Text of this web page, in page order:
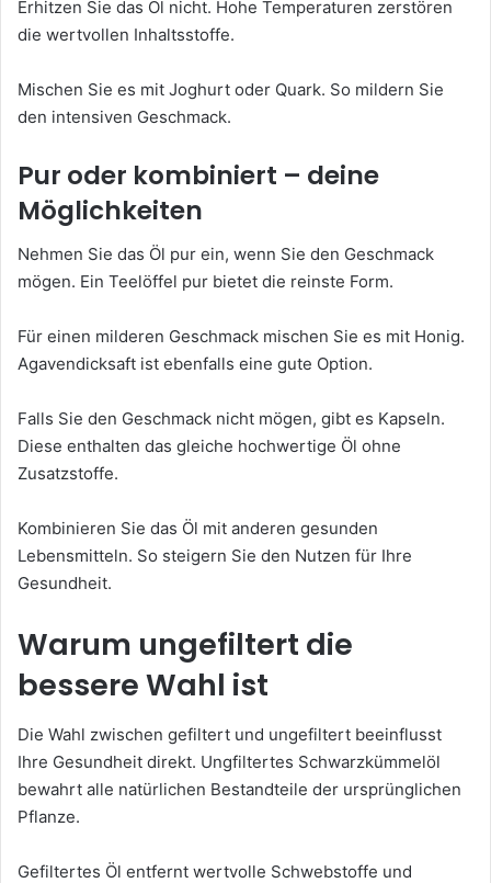
Erhitzen Sie das Öl nicht. Hohe Temperaturen zerstören
die wertvollen Inhaltsstoffe.
Mischen Sie es mit Joghurt oder Quark. So mildern Sie
den intensiven Geschmack.
Pur oder kombiniert – deine
Möglichkeiten
Nehmen Sie das Öl pur ein, wenn Sie den Geschmack
mögen. Ein Teelöffel pur bietet die reinste Form.
Für einen milderen Geschmack mischen Sie es mit Honig.
Agavendicksaft ist ebenfalls eine gute Option.
Falls Sie den Geschmack nicht mögen, gibt es Kapseln.
Diese enthalten das gleiche hochwertige Öl ohne
Zusatzstoffe.
Kombinieren Sie das Öl mit anderen gesunden
Lebensmitteln. So steigern Sie den Nutzen für Ihre
Gesundheit.
Warum ungefiltert die
bessere Wahl ist
Die Wahl zwischen gefiltert und ungefiltert beeinflusst
Ihre Gesundheit direkt. Ungfiltertes Schwarzkümmelöl
bewahrt alle natürlichen Bestandteile der ursprünglichen
Pflanze.
Gefiltertes Öl entfernt wertvolle Schwebstoffe und